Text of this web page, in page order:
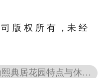
版 权 所 有 ，未 经
上一篇 : 园林景观大赏！翰熙典居花园特点与休闲功能全解析